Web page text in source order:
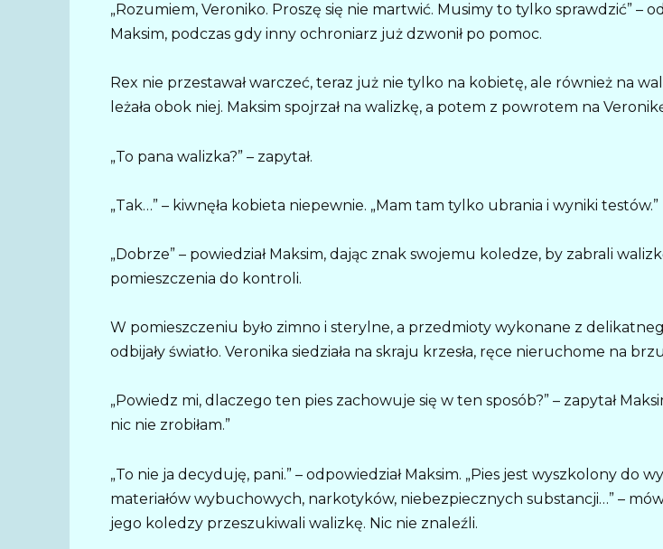
„Rozumiem, Veroniko. Proszę się nie martwić. Musimy to tylko sprawdzić” –
Maksim, podczas gdy inny ochroniarz już dzwonił po pomoc.
Rex nie przestawał warczeć, teraz już nie tylko na kobietę, ale również na
leżała obok niej. Maksim spojrzał na walizkę, a potem z powrotem na
„To pana walizka?” – zapytał.
„Tak…” – kiwnęła kobieta niepewnie. „Mam tam tylko ubrania i wyniki testów.”
„Dobrze” – powiedział Maksim, dając znak swojemu koledze, by zabrali
pomieszczenia do kontroli.
W pomieszczeniu było zimno i sterylne, a przedmioty wykonane z
odbijały światło. Veronika siedziała na skraju krzesła, ręce nieruchome na
„Powiedz mi, dlaczego ten pies zachowuje się w ten sposób?” – zapytał
nic nie zrobiłam.”
„To nie ja decyduję, pani.” – odpowiedział Maksim. „Pies jest wyszkolony do
materiałów wybuchowych, narkotyków, niebezpiecznych substancji…” –
jego koledzy przeszukiwali walizkę. Nic nie znaleźli.